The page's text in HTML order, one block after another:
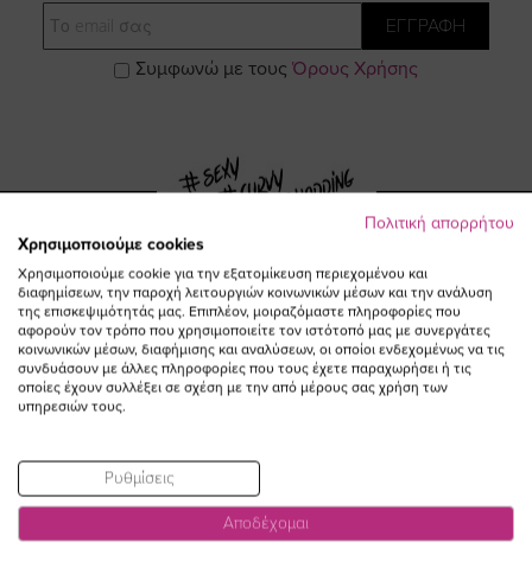
Email
ΕΓΓΡΑΦΗ
Συμφωνώ με τους Όρους Χρήσης
Visit
https://
Visit
https://
Visit
https://
page
Visit
our
page
Πολιτική απορρήτου
Χρησιμοποιούμε cookies
Χρησιμοποιούμε cookie για την εξατομίκευση περιεχομένου και
διαφημίσεων, την παροχή λειτουργιών κοινωνικών μέσων και την ανάλυση
της επισκεψιμότητάς μας. Επιπλέον, μοιραζόμαστε πληροφορίες που
αφορούν τον τρόπο που χρησιμοποιείτε τον ιστότοπό μας με συνεργάτες
κοινωνικών μέσων, διαφήμισης και αναλύσεων, οι οποίοι ενδεχομένως να τις
συνδυάσουν με άλλες πληροφορίες που τους έχετε παραχωρήσει ή τις
οποίες έχουν συλλέξει σε σχέση με την από μέρους σας χρήση των
υπηρεσιών τους.
Ρυθμίσεις
Αποδέχομαι